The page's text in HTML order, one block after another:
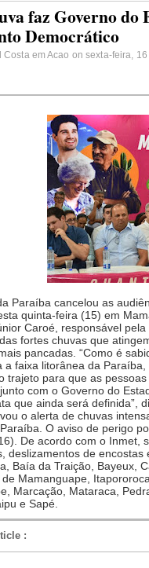
faz Governo do
Democrático
Costa em Acao on sexta-feira,
Paraíba cancelou as
quinta-feira (15) em
Caroé, responsável
fortes chuvas que
pancadas. “Como é
a faixa litorânea da
trajeto para que as
com o Governo do
que ainda será definida”,
o alerta de chuvas
O aviso de perigo
De acordo com o Inmet,
deslizamentos de
Baía da Traição, Bayeux,
Mamanguape,
Marcação, Mataraca,
e Sapé.
: